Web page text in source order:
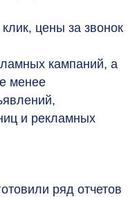
цены за звонок
кампаний, а
менее
и рекламных
ряд отчетов